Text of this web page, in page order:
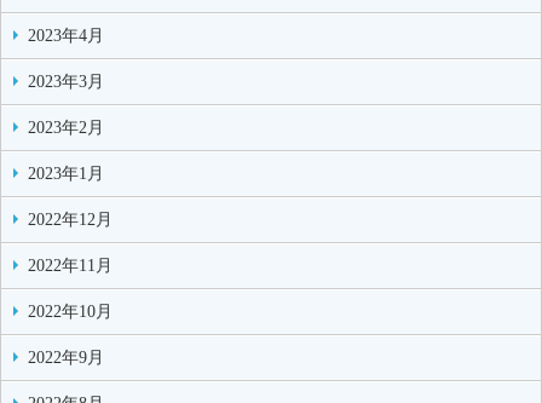
2023年4月
2023年3月
2023年2月
2023年1月
2022年12月
2022年11月
2022年10月
2022年9月